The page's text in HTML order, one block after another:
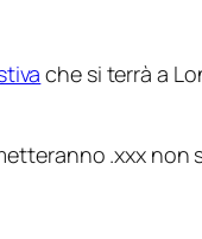
che si terrà a
.xxxnon